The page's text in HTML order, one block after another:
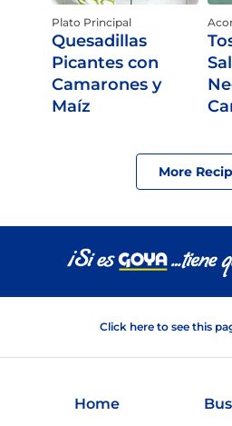
Plato Principal
Quesadillas
Picantes con
Camarones y
Maíz
More
Click here to see this
Home